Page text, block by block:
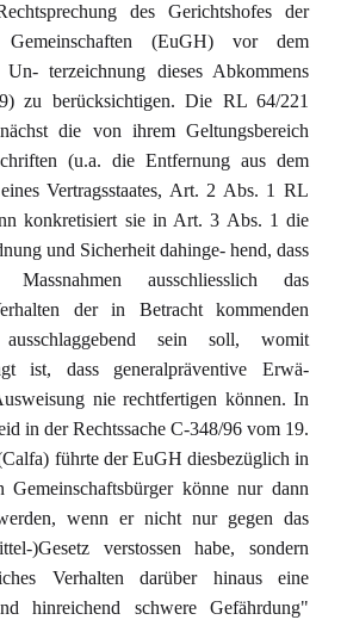
des Gerichtshofes der
Gemeinschaften (EuGH) vor dem
terzeichnung dieses Abkommens
zu berücksichtigen. Die RL 64/221
die von ihrem Geltungsbereich
(u.a. die Entfernung aus dem
Vertragsstaates, Art. 2 Abs. 1 RL
konkretisiert sie in Art. 3 Abs. 1 die
und Sicherheit dahinge- hend, dass
ausschliesslich das
der in Betracht kommenden
ausschlaggebend sein soll, womit
ist, dass generalpräventive Erwä-
nie rechtfertigen können. In
in der Rechtssache C-348/96 vom 19.
führte der EuGH diesbezüglich in
könne nur dann
wenn er nicht nur gegen das
)Gesetz verstossen habe, sondern
Verhalten darüber hinaus eine
hinreichend schwere Gefährdung"